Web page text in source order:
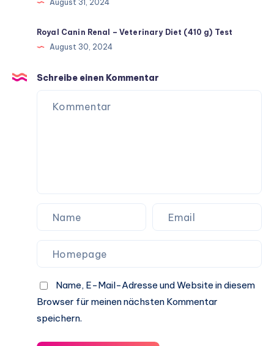
August 31, 2024
Royal Canin Renal – Veterinary Diet (410 g) Test
August 30, 2024
Schreibe einen Kommentar
Name, E-Mail-Adresse und Website in diesem
Browser für meinen nächsten Kommentar
speichern.